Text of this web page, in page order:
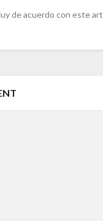
de acuerdo con este